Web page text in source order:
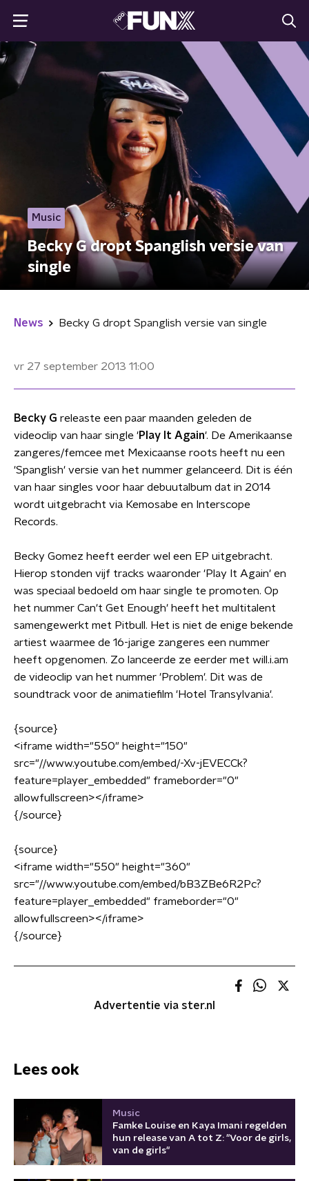
Music
Becky G dropt Spanglish versie van
single
News Becky G dropt Spanglish versie van single
vr 27 september 2013 11:00
Becky G releaste een paar maanden geleden de
videoclip van haar single 'Play It Again'. De Amerikaanse
zangeres/femcee met Mexicaanse roots heeft nu een
'Spanglish' versie van het nummer gelanceerd. Dit is één
van haar singles voor haar debuutalbum dat in 2014
wordt uitgebracht via Kemosabe en Interscope
Records.
Becky Gomez heeft eerder wel een EP uitgebracht.
Hierop stonden vijf tracks waaronder 'Play It Again' en
was speciaal bedoeld om haar single te promoten. Op
het nummer Can't Get Enough' heeft het multitalent
samengewerkt met Pitbull. Het is niet de enige bekende
artiest waarmee de 16-jarige zangeres een nummer
heeft opgenomen. Zo lanceerde ze eerder met will.i.am
de videoclip van het nummer 'Problem'. Dit was de
soundtrack voor de animatiefilm 'Hotel Transylvania'.
{source}
<iframe width="550" height="150"
src="//www.youtube.com/embed/-Xv-jEVECCk?
feature=player_embedded" frameborder="0"
allowfullscreen></iframe>
{/source}
{source}
<iframe width="550" height="360"
src="//www.youtube.com/embed/bB3ZBe6R2Pc?
feature=player_embedded" frameborder="0"
allowfullscreen></iframe>
{/source}
Advertentie via ster.nl
Lees ook
Music
Famke Louise en Kaya Imani regelden
hun release van A tot Z: "Voor de girls,
van de girls"